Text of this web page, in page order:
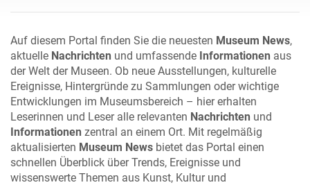
Auf diesem Portal finden Sie die neuesten Museum News,
aktuelle Nachrichten und umfassende Informationen aus
der Welt der Museen. Ob neue Ausstellungen, kulturelle
Ereignisse, Hintergründe zu Sammlungen oder wichtige
Entwicklungen im Museumsbereich – hier erhalten
Leserinnen und Leser alle relevanten Nachrichten und
Informationen zentral an einem Ort. Mit regelmäßig
aktualisierten Museum News bietet das Portal einen
schnellen Überblick über Trends, Ereignisse und
wissenswerte Themen aus Kunst, Kultur und